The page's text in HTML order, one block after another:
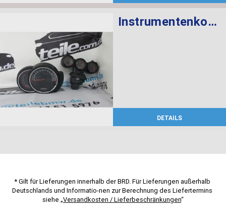
Instrumentenkombination KMH Chrono Paket
DETAILS
* Gilt für Lieferungen innerhalb der BRD. Für Lieferungen außerhalb
Deutschlands und Informatio-nen zur Berechnung des Liefertermins
siehe „Versandkosten / Lieferbeschränkungen“